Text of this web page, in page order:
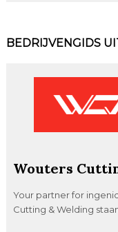
BEDRIJVENGIDS
Wouters
Your partner for
Cutting & Welding